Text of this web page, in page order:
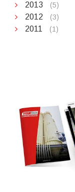
2013 (5)
2012 (3)
2011 (1)